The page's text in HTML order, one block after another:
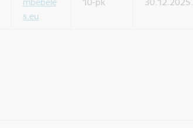
s.eu